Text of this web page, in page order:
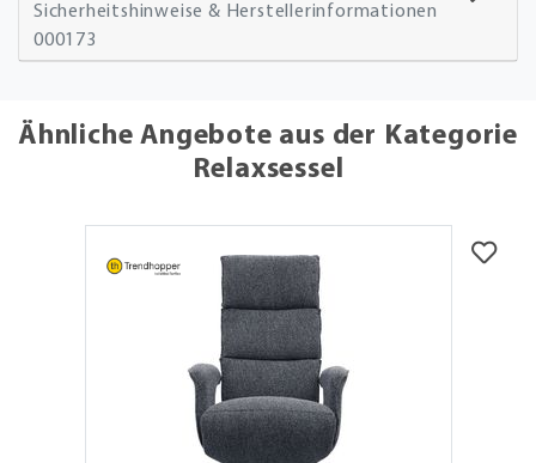
Sicherheitshinweise & Herstellerinformationen
000173
Ähnliche Angebote aus der Kategorie
Relaxsessel